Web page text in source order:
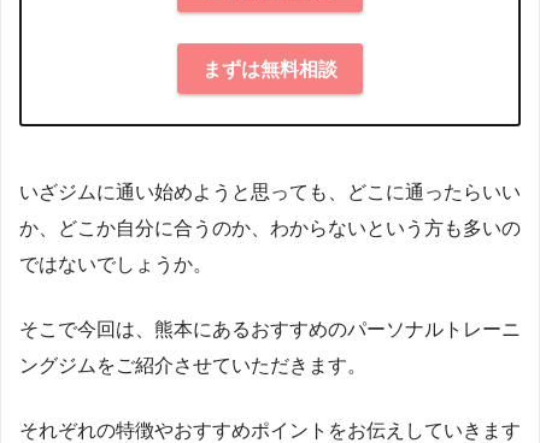
まずは無料相談
いざジムに通い始めようと思っても、どこに通ったらいい
か、どこか自分に合うのか、わからないという方も多いの
ではないでしょうか。
そこで今回は、熊本にあるおすすめのパーソナルトレーニ
ングジムをご紹介させていただきます。
それぞれの特徴やおすすめポイントをお伝えしていきます